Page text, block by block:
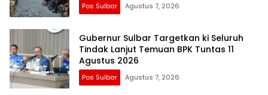
Pos Sulbar Agustus 7, 2026
Gubernur Sulbar Targetkan ki Seluruh
Tindak Lanjut Temuan BPK Tuntas 11
Agustus 2026
Pos Sulbar Agustus 7, 2026